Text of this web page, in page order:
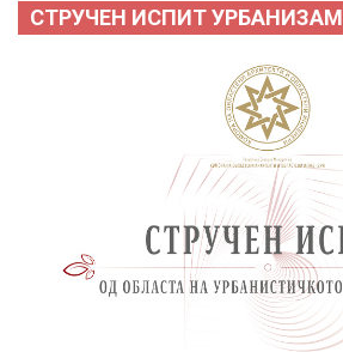
СТРУЧЕН ИСПИТ УРБАНИЗАМ